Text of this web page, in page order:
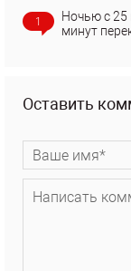
1
Ночью с 25
минут
Оставить